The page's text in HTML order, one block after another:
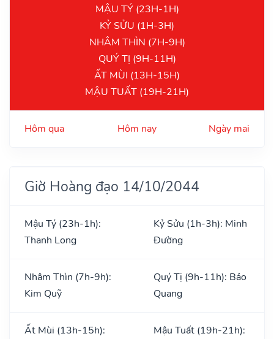
MẬU TÝ (23H-1H)
KỶ SỬU (1H-3H)
NHÂM THÌN (7H-9H)
QUÝ TỊ (9H-11H)
ẤT MÙI (13H-15H)
MẬU TUẤT (19H-21H)
Hôm qua Hôm nay Ngày mai
Giờ Hoàng đạo 14/10/2044
Mậu Tý (23h-1h):
Thanh Long
Kỷ Sửu (1h-3h): Minh
Đường
Nhâm Thìn (7h-9h):
Kim Quỹ
Quý Tị (9h-11h): Bảo
Quang
Ất Mùi (13h-15h):
Mậu Tuất (19h-21h):